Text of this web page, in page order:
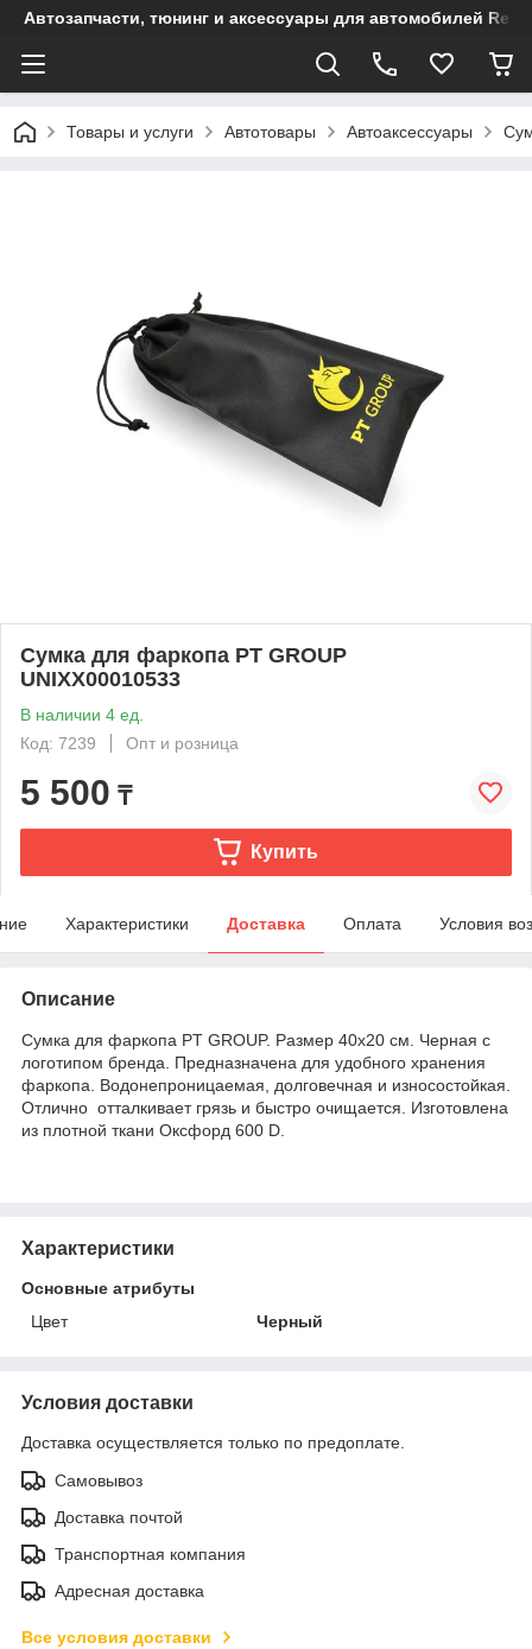
Автозапчасти, тюнинг и аксессуары для автомобилей
Товары и услуги Автотовары Автоаксессуары
Сумка для фаркопа PT GROUP
UNIXX00010533
В наличии 4 ед.
Код: 7239
Опт и розница
5 500 ₸
Купить
Характеристики Доставка Оплата Условия
Описание
Сумка для фаркопа PT GROUP. Размер 40х20 см. Черная с
логотипом бренда. Предназначена для удобного хранения
фаркопа. Водонепроницаемая, долговечная и износостойкая.
Отлично отталкивает грязь и быстро очищается. Изготовлена
из плотной ткани Оксфорд 600 D.
Характеристики
Основные атрибуты
Цвет
Черный
Условия доставки
Доставка осуществляется только по предоплате.
Самовывоз
Доставка почтой
Транспортная компания
Адресная доставка
Все условия доставки